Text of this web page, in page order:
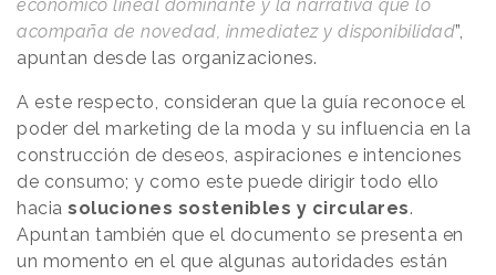
económico lineal dominante y la narrativa que lo
acompaña de novedad, inmediatez y disponibilidad”,
apuntan desde las organizaciones.
A este respecto, consideran que la guía reconoce el
poder del marketing de la moda y su influencia en la
construcción de deseos, aspiraciones e intenciones
de consumo; y como este puede dirigir todo ello
hacia soluciones sostenibles y circulares.
Apuntan también que el documento se presenta en
un momento en el que algunas autoridades están